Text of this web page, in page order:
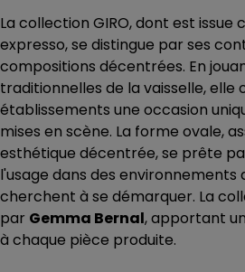
La collection GIRO, dont est
expresso, se distingue par ses
compositions décentrées. En
traditionnelles de la vaisselle, elle
établissements une occasion
mises en scène. La forme ovale,
esthétique décentrée, se prête
l'usage dans des environnements
cherchent à se démarquer. La
par Gemma Bernal, apportant
à chaque pièce produite.